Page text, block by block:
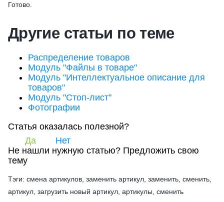
Готово.
Другие статьи по теме
Распределение товаров
Модуль "Файлы в товаре"
Модуль "Интеллектуальное описание для
товаров"
Модуль "Стоп-лист"
Фотографии
Статья оказалась полезной?
Да
Нет
Не нашли нужную статью? Предложить свою
тему
Тэги: смена артикулов, заменить артикул, заменить, сменить,
артикул, загрузить новый артикул, артикулы, сменить